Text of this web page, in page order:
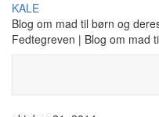
Skip
content
KALE
Blog om mad til børn og
Fedtegreven | Blog om mad